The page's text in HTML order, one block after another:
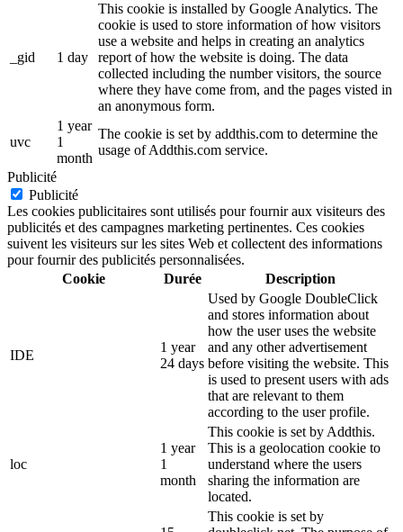
_gid 1 day
This cookie is installed by Google Analytics. The
cookie is used to store information of how visitors
use a website and helps in creating an analytics
report of how the website is doing. The data
collected including the number visitors, the source
where they have come from, and the pages visted in
an anonymous form.
uvc
1 year
1
month
The cookie is set by addthis.com to determine the
usage of Addthis.com service.
Publicité
Publicité
Les cookies publicitaires sont utilisés pour fournir aux visiteurs des
publicités et des campagnes marketing pertinentes. Ces cookies
suivent les visiteurs sur les sites Web et collectent des informations
pour fournir des publicités personnalisées.
Cookie
Durée Description
IDE
1 year
24 days
Used by Google DoubleClick
and stores information about
how the user uses the website
and any other advertisement
before visiting the website. This
is used to present users with ads
that are relevant to them
according to the user profile.
loc
1 year
1
month
This cookie is set by Addthis.
This is a geolocation cookie to
understand where the users
sharing the information are
located.
This cookie is set by